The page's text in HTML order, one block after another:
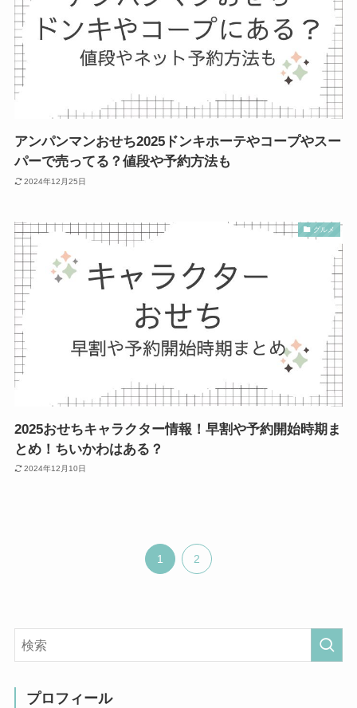
アンパンマンおせち2025ドンキホーテやコープやスー
パーで売ってる？値段や予約方法も
2024年12月25日
グルメ
2025おせちキャラクター情報！早割や予約開始時期ま
とめ！ちいかわはある？
2024年12月10日
1 2
プロフィール